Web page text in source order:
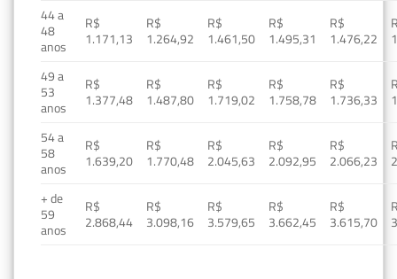
44 a
48
anos
R$
1.171,13
R$
1.264,92
R$
1.461,50
R$
1.495,31
R$
1.476,22
49 a
53
anos
R$
1.377,48
R$
1.487,80
R$
1.719,02
R$
1.758,78
R$
1.736,33
54 a
58
anos
R$
1.639,20
R$
1.770,48
R$
2.045,63
R$
2.092,95
R$
2.066,23
+ de
59
anos
R$
2.868,44
R$
3.098,16
R$
3.579,65
R$
3.662,45
R$
3.615,70